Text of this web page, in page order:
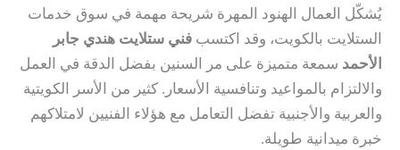
يُشكّل العمال الهنود المهرة شريحة مهمة في سوق خدمات
الستلايت بالكويت، وقد اكتسب فني ستلايت هندي جابر
الأحمد سمعة متميزة على مر السنين بفضل الدقة في العمل
والالتزام بالمواعيد وتنافسية الأسعار. كثير من الأسر الكويتية
والعربية والأجنبية تفضل التعامل مع هؤلاء الفنيين لامتلاكهم
خبرة ميدانية طويلة.